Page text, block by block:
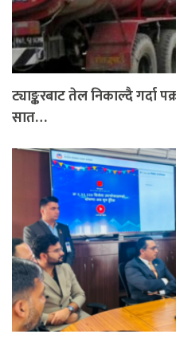
ट्याङ्करबाट तेल निकाल्दै गर्दा
सात…